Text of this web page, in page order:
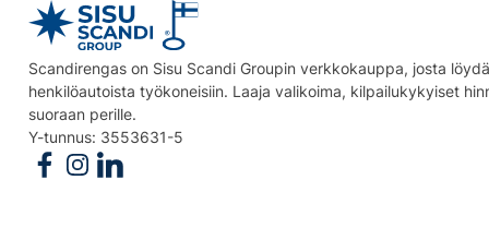
Scandirengas on Sisu Scandi Groupin verkkokauppa, josta
henkilöautoista työkoneisiin. Laaja valikoima, kilpailukykyiset
suoraan perille.
Y-tunnus: 3553631-5
Follow us on Facebook
Follow us on Instagram
Follow us on Linkedin